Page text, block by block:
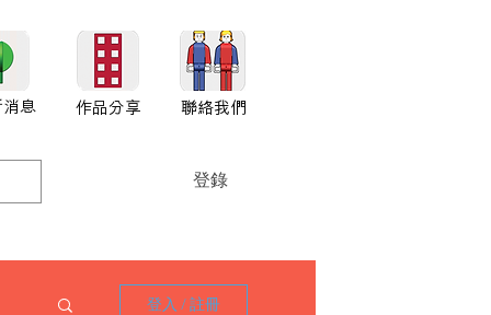
消息 作品分享 聯絡我們
登錄
登入 / 註冊